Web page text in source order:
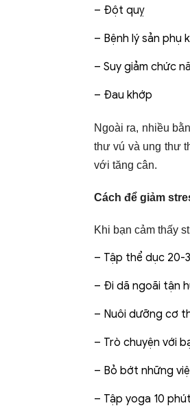
– Đột quỵ
– Bệnh lý sản phụ
– Suy giảm chức
– Đau khớp
Ngoài ra, nhiều
thư vú và ung thư
với tăng cân.
Cách để giảm
Khi bạn cảm thấy
– Tập thể dục 20-
– Đi dã ngoãi tận
– Nuôi dưỡng cơ
– Trò chuyện với
– Bỏ bớt những
– Tập yoga 10 phút